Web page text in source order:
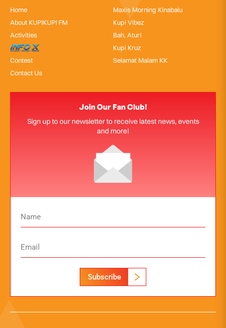
Home
About KUPIKUPI FM
Activities
InfoX
Contest
Contact Us
Maxis Morning Kinabalu
Kupi Vibez
Bah, Atur!
Kupi Kruz
Selamat Malam KK
Join Our Fan Club!
Sign up to our newsletter to receive latest news, events
and more!
Subscribe